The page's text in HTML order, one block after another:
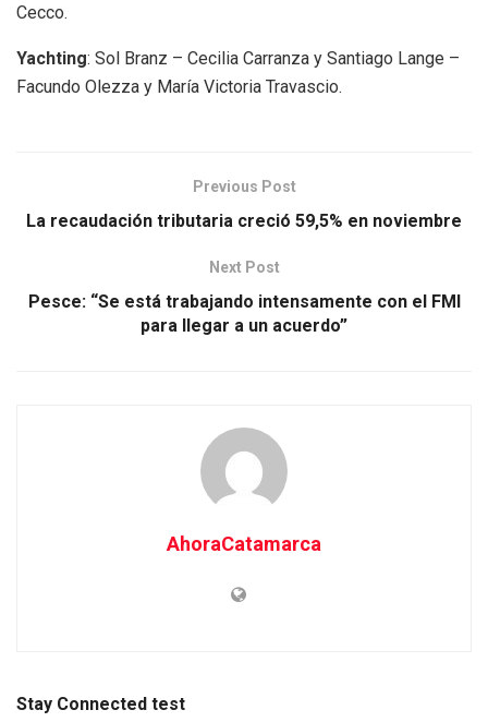
Cecco.
Yachting: Sol Branz – Cecilia Carranza y Santiago Lange –
Facundo Olezza y María Victoria Travascio.
Previous Post
La recaudación tributaria creció 59,5% en noviembre
Next Post
Pesce: “Se está trabajando intensamente con el FMI
para llegar a un acuerdo”
AhoraCatamarca
Stay Connected test